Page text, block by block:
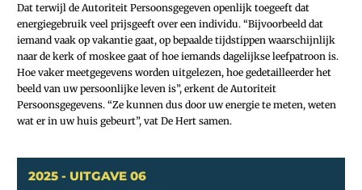
Dat terwijl de Autoriteit Persoonsgegeven openlijk toegeeft dat
energiegebruik veel prijsgeeft over een individu. “Bijvoorbeeld dat
iemand vaak op vakantie gaat, op bepaalde tijdstippen waarschijnlijk
naar de kerk of moskee gaat of hoe iemands dagelijkse leefpatroon is.
Hoe vaker meetgegevens worden uitgelezen, hoe gedetailleerder het
beeld van uw persoonlijke leven is”, erkent de Autoriteit
Persoonsgegevens. “Ze kunnen dus door uw energie te meten, weten
wat er in uw huis gebeurt”, vat De Hert samen.
2025 - UITGAVE 06